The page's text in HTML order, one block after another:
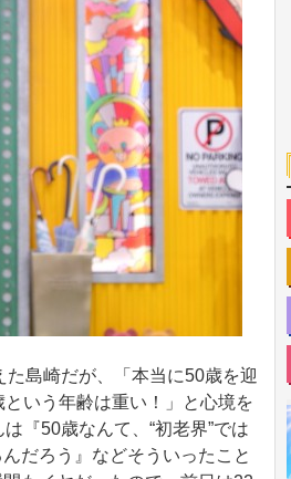
島崎だが、「本当に50歳を迎
いう年齢は重い！」と心境を
『50歳なんて、“初老界”では
だろう』などそういったこと